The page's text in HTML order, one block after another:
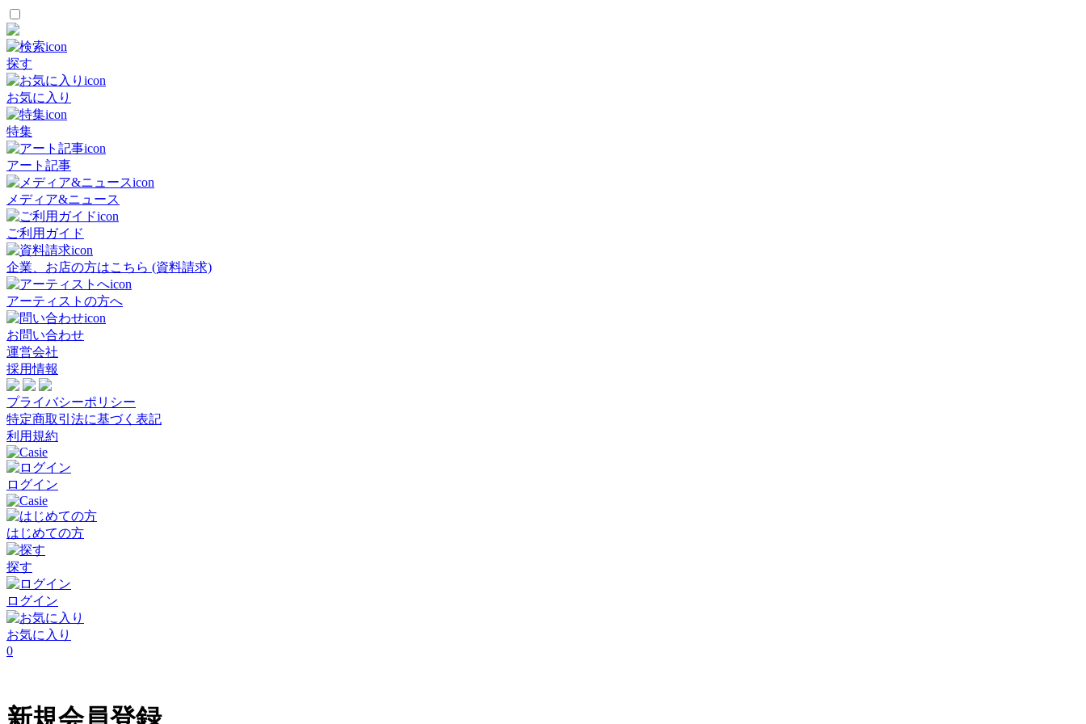
探す
お気に入り
特集
アート記事
メディア&ニュース
ご利用ガイド
企業、お店の方はこちら (資料請求)
アーティストの方へ
お問い合わせ
運営会社
採用情報
プライバシーポリシー
特定商取引法に基づく表記
利用規約
ログイン
はじめての方
探す
ログイン
お気に入り
0